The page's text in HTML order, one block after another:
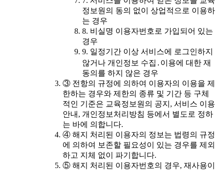
정보원의 동의 없이 상업적으로 이용하
는 경우
8. 비실명 이용자번호로 가입되어 있는
경우
9. 일정기간 이상 서비스에 로그인하지
않거나 개인정보 수집․이용에 대한 재
동의를 하지 않은 경우
③ 전항의 규정에 의하여 이용자의 이용을 제
한하는 경우와 제한의 종류 및 기간 등 구체
적인 기준은 교육정보원의 공지, 서비스 이용
안내, 개인정보처리방침 등에서 별도로 정하
는 바에 의합니다.
④ 해지 처리된 이용자의 정보는 법령의 규정
에 의하여 보존할 필요성이 있는 경우를 제외
하고 지체 없이 파기합니다.
⑤ 해지 처리된 이용자번호의 경우, 재사용이